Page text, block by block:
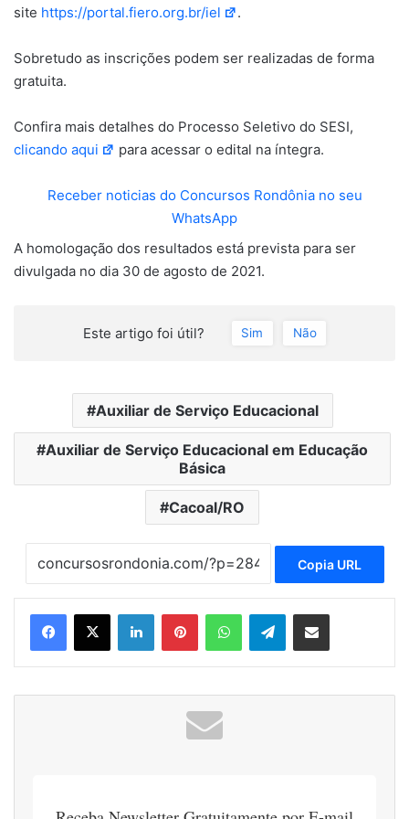
site https://portal.fiero.org.br/iel .
Sobretudo as inscrições podem ser realizadas de forma
gratuita.
Confira mais detalhes do Processo Seletivo do SESI,
clicando aqui
para acessar o edital na íntegra.
Receber noticias do Concursos Rondônia no seu
WhatsApp
A homologação dos resultados está prevista para ser
divulgada no dia 30 de agosto de 2021.
Este artigo foi útil? Sim Não
Auxiliar de Serviço Educacional
Auxiliar de Serviço Educacional em Educação
Básica
Cacoal/RO
Copia URL
LinkedinPinterestWhatsAppTelegramCompartilhar via e-mail